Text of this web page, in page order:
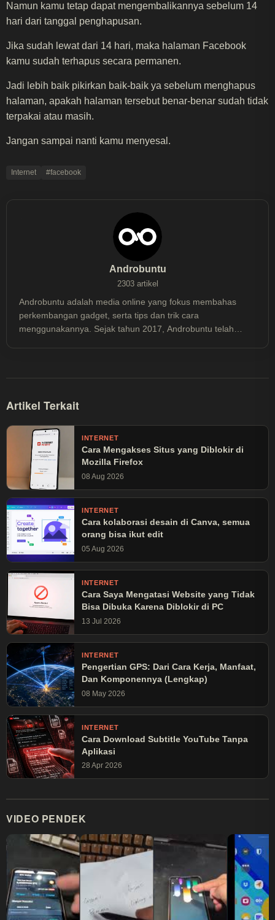
​​Namun kamu tetap dapat mengembalikannya sebelum 14
hari dari tanggal penghapusan.​​
​​Jika sudah lewat dari 14 hari, maka halaman Facebook
kamu sudah terhapus secara permanen.​​
​​Jadi lebih baik pikirkan baik-baik ya sebelum menghapus
halaman, apakah halaman tersebut benar-benar sudah tidak
terpakai atau masih.​​
​​Jangan sampai nanti kamu menyesal.​​
Internet #facebook
Androbuntu
2303 artikel
Androbuntu adalah media online yang fokus membahas
perkembangan gadget, serta tips dan trik cara
menggunakannya. Sejak tahun 2017, Androbuntu telah
Artikel Terkait
INTERNET
Cara Mengakses Situs yang Diblokir di
Mozilla Firefox
08 Aug 2026
INTERNET
Cara kolaborasi desain di Canva, semua
orang bisa ikut edit
05 Aug 2026
INTERNET
Cara Saya Mengatasi Website yang Tidak
Bisa Dibuka Karena Diblokir di PC
13 Jul 2026
INTERNET
Pengertian GPS: Dari Cara Kerja, Manfaat,
Dan Komponennya (Lengkap)
08 May 2026
INTERNET
Cara Download Subtitle YouTube Tanpa
Aplikasi
28 Apr 2026
VIDEO PENDEK